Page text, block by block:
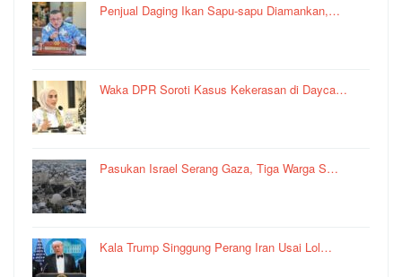
Penjual Daging Ikan Sapu-sapu Diamankan,…
Waka DPR Soroti Kasus Kekerasan di Dayca…
Pasukan Israel Serang Gaza, Tiga Warga S…
Kala Trump Singgung Perang Iran Usai Lol…